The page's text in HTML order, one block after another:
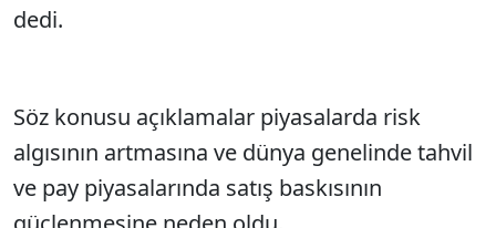
dedi.
Söz konusu açıklamalar piyasalarda risk
algısının artmasına ve dünya genelinde tahvil
ve pay piyasalarında satış baskısının